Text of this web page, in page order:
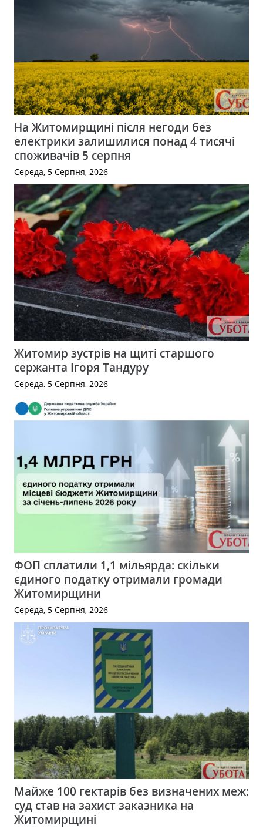
На Житомирщині після негоди без
електрики залишилися понад 4 тисячі
споживачів 5 серпня
Середа, 5 Серпня, 2026
Житомир зустрів на щиті старшого
сержанта Ігоря Тандуру
Середа, 5 Серпня, 2026
ФОП сплатили 1,1 мільярда: скільки
єдиного податку отримали громади
Житомирщини
Середа, 5 Серпня, 2026
Майже 100 гектарів без визначених меж:
суд став на захист заказника на
Житомирщині